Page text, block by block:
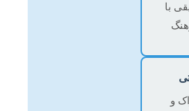
با
و